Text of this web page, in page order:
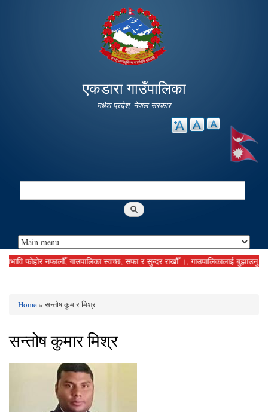
main
content
एकडारा गाउँपालिका
मधेश प्रदेश, नेपाल सरकार
Search
फोहोर नफालौँ, गाउपालिका स्वच्छ, सफा र सुन्दर राखौँ ।, गाउपालिकालाई बुझाउनु पर्ने
You are here
Home» सन्तोष कुमार मिश्र
सन्तोष कुमार मिश्र